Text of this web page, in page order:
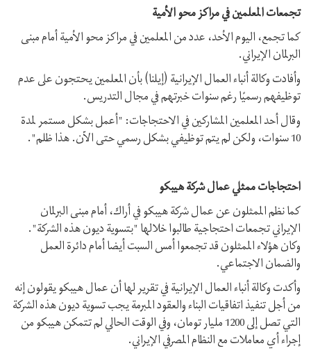
تجمعات المعلمين في مراكز محو الأمية
كما تجمع، اليوم الأحد، عدد من المعلمين في مراكز محو الأمية أمام مبنى
البرلمان الإيراني.
وأفادت وكالة أنباء العمال الإيرانية (إيلنا) بأن المعلمين يحتجون على عدم
توظيفهم رسميًا رغم سنوات خبرتهم في مجال التدريس.
وقال أحد المعلمين المشاركين في الاحتجاجات: "أعمل بشكل مستمر لمدة
10 سنوات، ولكن لم يتم توظيفي بشكل رسمي حتى الآن. هذا ظلم".
احتجاجات ممثلي عمال شركة هيبكو
كما نظم الممثلون عن عمال شركة هيبكو في أراك، أمام مبنى البرلمان
الإيراني تجمعات احتجاجية طالبوا خلالها "بتسوية ديون هذه الشركة".
وكان هؤلاء الممثلون قد تجمعوا أمس السبت أيضا أمام دائرة العمل
والضمان الاجتماعي.
وأكدت وكالة أنباء العمال الإيرانية في تقرير لها أن عمال هيبكو يقولون إنه
من أجل تنفيذ اتفاقيات البناء والعقود المبرمة يجب تسوية ديون هذه الشركة
التي تصل إلى 1200 مليار تومان، وفي الوقت الحالي لم تتمكن هيبكو من
إجراء أي معاملات مع النظام المصرفي الإيراني.